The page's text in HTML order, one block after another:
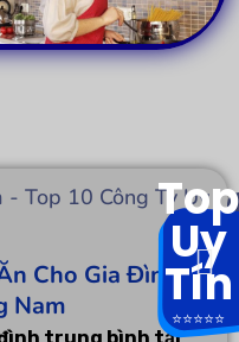
Top 10 Công Ty Uy
Cho Gia Đình
Nam
Top
Uy
Tín
⭐️⭐️⭐️⭐️⭐️